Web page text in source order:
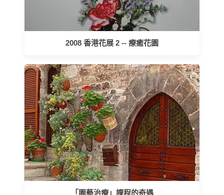
2008 香港花展 2 -- 療癒花園
「園藝治療」課程的奇遇